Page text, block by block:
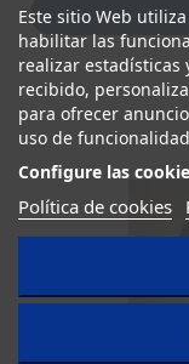
Este sitio Web
habilitar las
realizar estadísticas
recibido,
para ofrecer
uso de
Configure las
Política de cookies